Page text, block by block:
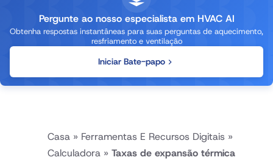
Pergunte ao nosso especialista em HVAC AI
Obtenha respostas instantâneas para suas perguntas de aquecimento,
resfriamento e ventilação
Iniciar Bate-papo
Casa » Ferramentas E Recursos Digitais »
Calculadora » Taxas de expansão térmica